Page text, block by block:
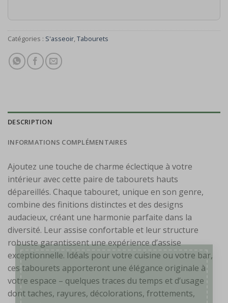
×
Catégories : S'asseoir,Tabourets
DESCRIPTION
INFORMATIONS COMPLÉMENTAIRES
Ajoutez une touche de charme éclectique à votre
intérieur avec cette paire de tabourets hauts
dépareillés. Chaque tabouret, unique en son genre,
combine des finitions distinctes et des designs
audacieux, créant une harmonie parfaite dans la
diversité. Leur assise confortable et leur structure
robuste garantissent une expérience d’assise
exceptionnelle. Idéals pour votre cuisine ou votre bar,
ces tabourets apporteront une élégance originale à
votre espace – quelques traces du temps et d’usage
dont taches, rayures, décolorations, frottements,